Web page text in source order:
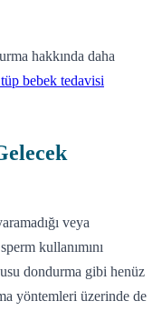
hakkında daha
bebek tedavisi
veya
kullanımını
dondurma gibi henüz
yöntemleri üzerinde de